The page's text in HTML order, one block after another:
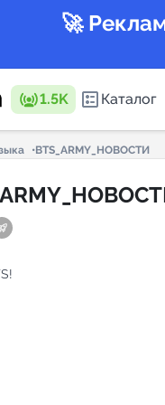
🚀
1.5K Каталог
BTS_ARMY_НОВОСТИ